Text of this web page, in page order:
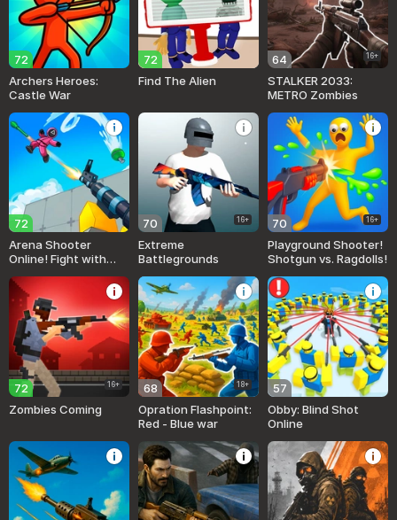
72
Archers Heroes:
Castle War
72
Find The Alien
64 16+
STALKER 2033:
METRO Zombies
72
Arena Shooter
Online! Fight with
70 16+
Extreme
Battlegrounds
70 16+
Playground Shooter!
Shotgun vs. Ragdolls!
72 16+
Zombies Coming
68 18+
Opration Flashpoint:
Red - Blue war
57
Obby: Blind Shot
Online